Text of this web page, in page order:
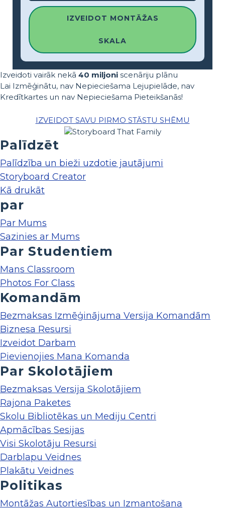
IZVEIDOT MONTĀŽAS
SKALA
Izveidoti vairāk nekā 40 miljoni scenāriju plānu
Lai Izmēģinātu, nav Nepieciešama Lejupielāde, nav
Kredītkartes un nav Nepieciešama Pieteikšanās!
IZVEIDOT SAVU PIRMO STĀSTU SHĒMU
Palīdzēt
Palīdzība un bieži uzdotie jautājumi
Storyboard Creator
Kā drukāt
par
Par Mums
Sazinies ar Mums
Par Studentiem
Mans Classroom
Photos For Class
Komandām
Bezmaksas Izmēģinājuma Versija Komandām
Biznesa Resursi
Izveidot Darbam
Pievienojies Mana Komanda
Par Skolotājiem
Bezmaksas Versija Skolotājiem
Rajona Paketes
Skolu Bibliotēkas un Mediju Centri
Apmācības Sesijas
Visi Skolotāju Resursi
Darblapu Veidnes
Plakātu Veidnes
Politikas
Montāžas Autortiesības un Izmantošana